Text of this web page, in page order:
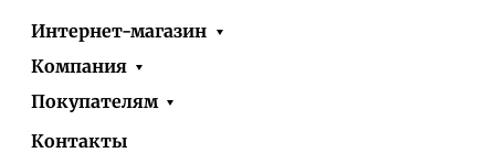
Интернет-магазин
Компания
Покупателям
Контакты